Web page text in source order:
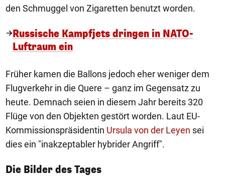
den Schmuggel von Zigaretten benutzt worden.
Russische Kampfjets dringen in NATO-
Luftraum ein
Früher kamen die Ballons jedoch eher weniger dem
Flugverkehr in die Quere – ganz im Gegensatz zu
heute. Demnach seien in diesem Jahr bereits 320
Flüge von den Objekten gestört worden. Laut EU-
Kommissionspräsidentin Ursula von der Leyen sei
dies ein "inakzeptabler hybrider Angriff".
Die Bilder des Tages
1/50